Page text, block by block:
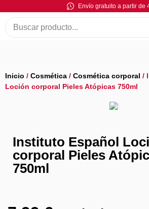
Envío gratuito a partir de
Inicio / Cosmética / Cosmética corporal /
Loción corporal Pieles Atópicas 750ml
Instituto Español
corporal Pieles
750ml